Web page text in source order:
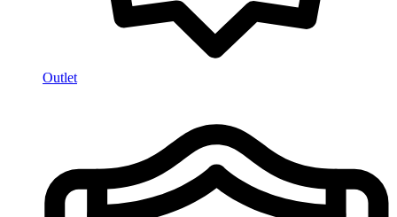
Outlet